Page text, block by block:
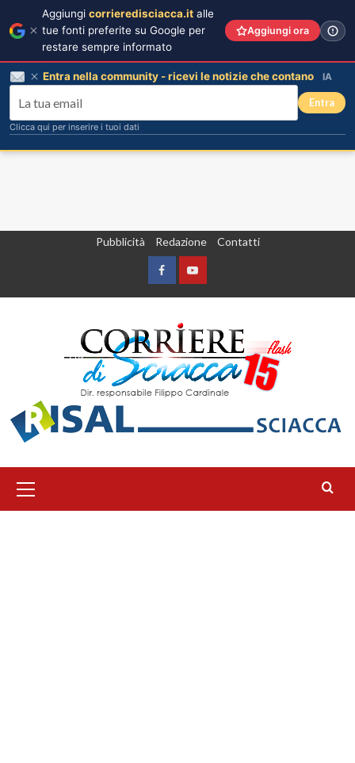
Pubblicità Redazione Contatti
FacebookYountube
principale
Aggiungi corrieredisciacca.it alle
tue fonti preferite su Google per
restare sempre informato
Aggiungi ora
Entra nella community - ricevi le notizie che contano IA
Entra
Clicca qui per inserire i tuoi dati